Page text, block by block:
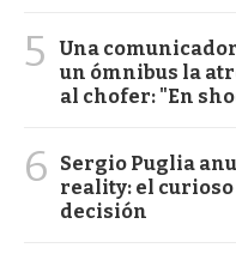
5
Una
un ómnibus la
al chofer: "En
6
Sergio Puglia
reality: el
decisión